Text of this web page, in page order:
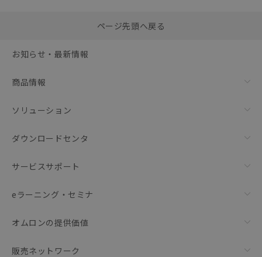
括ダウンロード
ページ先頭へ戻る
お知らせ・最新情報
商品情報
ソリューション
ダウンロードセンタ
サービスサポート
eラーニング・セミナ
オムロンの提供価値
販売ネットワーク